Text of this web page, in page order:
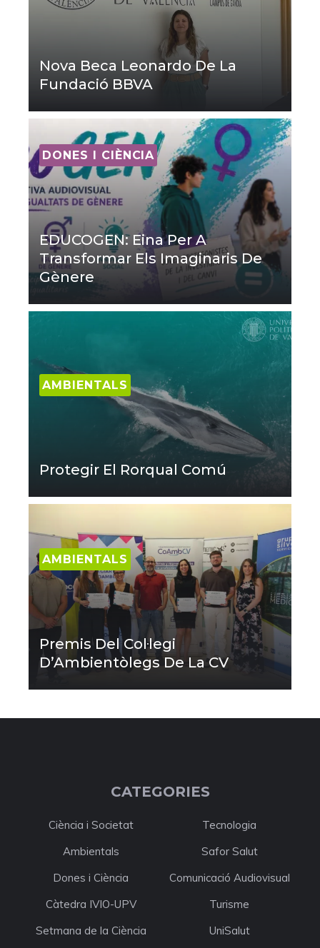
Nova Beca Leonardo De La
Fundació BBVA
DONES I CIÈNCIA
EDUCOGEN: Eina Per A
Transformar Els Imaginaris De
Gènere
AMBIENTALS
Protegir El Rorqual Comú
AMBIENTALS
Premis Del Col·legi
D’Ambientòlegs De La CV
CATEGORIES
Ciència i Societat
Tecnologia
Ambientals
Safor Salut
Dones i Ciència
Comunicació Audiovisual
Càtedra IVIO-UPV
Turisme
Setmana de la Ciència
UniSalut